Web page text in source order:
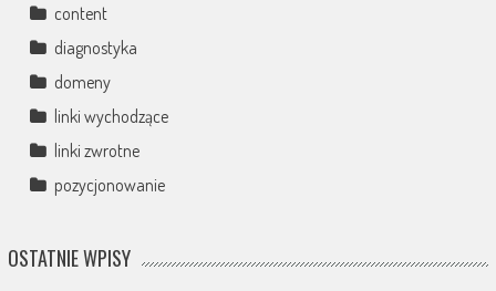
content
diagnostyka
domeny
linki wychodzące
linki zwrotne
pozycjonowanie
OSTATNIE WPISY